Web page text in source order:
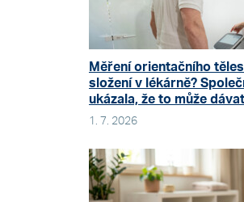
Měření orientačního
složení v lékárně?
ukázala, že to může
1. 7. 2026